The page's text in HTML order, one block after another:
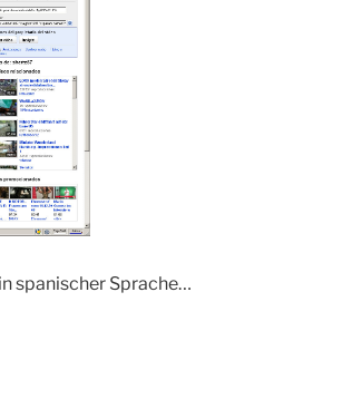
spanischer Sprache…